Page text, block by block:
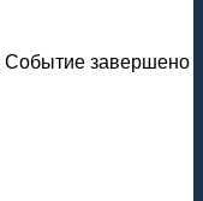
Событие завершено